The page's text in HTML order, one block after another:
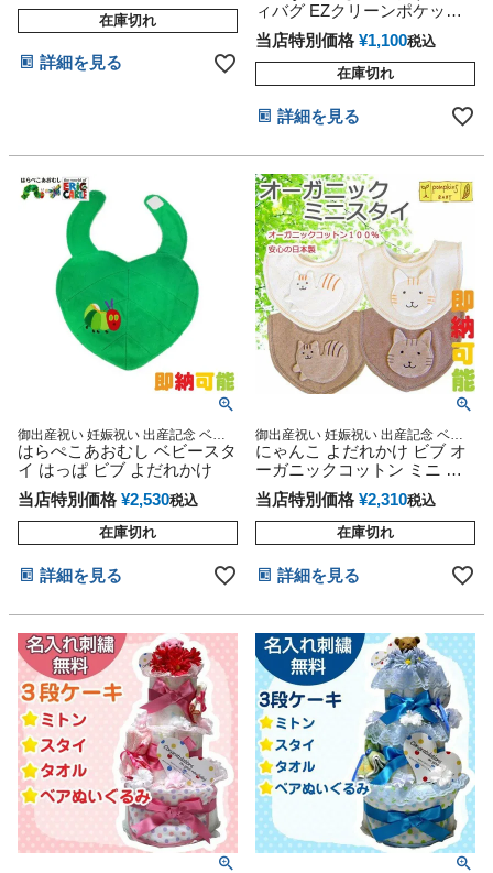
ゼント ギフトセット
在庫切れ
詳細を見る
新生児 知育 遊具
ィバグ EZクリーンポケッ
ト・ビブ レディバグ お食事
エプロン
当店特別価格 ¥1,100税込
在庫切れ
詳細を見る
御出産祝い 妊娠祝い 出産記念 ベビ
ーグッズ 赤ちゃん 誕生日 乳児 幼児
新生児 知育 遊具
はらぺこあおむし ベビースタ
イ はっぱ ビブ よだれかけ
当店特別価格 ¥2,530税込
在庫切れ
詳細を見る
御出産祝い 妊娠祝い 出産記念 ベビ
ーグッズ 赤ちゃん 誕生日 乳児 幼児
新生児 知育 遊具
にゃんこ よだれかけ ビブ オ
ーガニックコットン ミニ ス
タイ 日本製 出産祝い ポプキ
ンズ
当店特別価格 ¥2,310税込
在庫切れ
詳細を見る